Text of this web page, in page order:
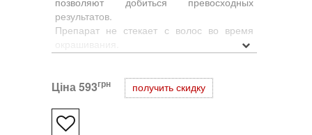
результатов.
Препарат не стекает с волос во время
Ціна593грн получить скидку